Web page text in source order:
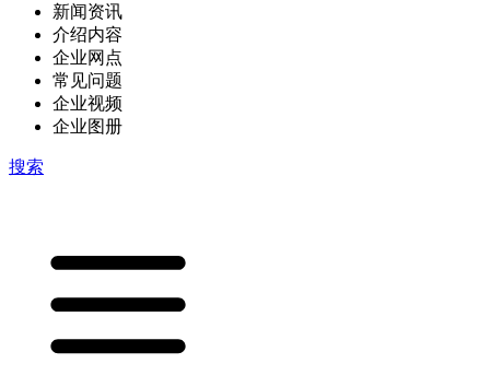
新闻资讯
介绍内容
企业网点
常见问题
企业视频
企业图册
搜索